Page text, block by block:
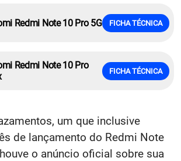
Redmi Note 10 Pro 5G FICHA TÉCNICA
Redmi Note 10 Pro
FICHA TÉCNICA
um que inclusive
de lançamento do Redmi Note
o anúncio oficial sobre sua